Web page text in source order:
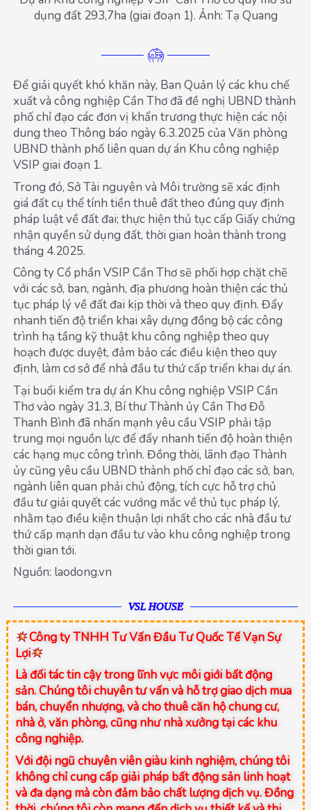
dụng đất 293,7ha (giai đoạn 1). Ảnh: Tạ Quang
Để giải quyết khó khăn này, Ban Quản lý các khu chế
xuất và công nghiệp Cần Thơ đã đề nghị UBND thành
phố chỉ đạo các đơn vị khẩn trương thực hiện các nội
dung theo Thông báo ngày 6.3.2025 của Văn phòng
UBND thành phố liên quan dự án Khu công nghiệp
VSIP giai đoạn 1.
Trong đó, Sở Tài nguyên và Môi trường sẽ xác định
giá đất cụ thể tính tiền thuê đất theo đúng quy định
pháp luật về đất đai; thực hiện thủ tục cấp Giấy chứng
nhận quyền sử dụng đất, thời gian hoàn thành trong
tháng 4.2025.
Công ty Cổ phần VSIP Cần Thơ sẽ phối hợp chặt chẽ
với các sở, ban, ngành, địa phương hoàn thiện các thủ
tục pháp lý về đất đai kịp thời và theo quy định. Đẩy
nhanh tiến độ triển khai xây dựng đồng bộ các công
trình hạ tầng kỹ thuật khu công nghiệp theo quy
hoạch được duyệt, đảm bảo các điều kiện theo quy
định, làm cơ sở để nhà đầu tư thứ cấp triển khai dự án.
Tại buổi kiểm tra dự án Khu công nghiệp VSIP Cần
Thơ vào ngày 31.3, Bí thư Thành ủy Cần Thơ Đỗ
Thanh Bình đã nhấn mạnh yêu cầu VSIP phải tập
trung mọi nguồn lực để đẩy nhanh tiến độ hoàn thiện
các hạng mục công trình. Đồng thời, lãnh đạo Thành
ủy cũng yêu cầu UBND thành phố chỉ đạo các sở, ban,
ngành liên quan phải chủ động, tích cực hỗ trợ chủ
đầu tư giải quyết các vướng mắc về thủ tục pháp lý,
nhằm tạo điều kiện thuận lợi nhất cho các nhà đầu tư
thứ cấp mạnh dạn đầu tư vào khu công nghiệp trong
thời gian tới.
Nguồn: laodong.vn
VSL HOUSE
Công ty TNHH Tư Vấn Đầu Tư Quốc Tế Vạn Sự
Lợi
Là đối tác tin cậy trong lĩnh vực môi giới bất động
sản. Chúng tôi chuyên tư vấn và hỗ trợ giao dịch mua
bán, chuyển nhượng, và cho thuê căn hộ chung cư,
nhà ở, văn phòng, cũng như nhà xưởng tại các khu
công nghiệp.
Với đội ngũ chuyên viên giàu kinh nghiệm, chúng tôi
không chỉ cung cấp giải pháp bất động sản linh hoạt
và đa dạng mà còn đảm bảo chất lượng dịch vụ. Đồng